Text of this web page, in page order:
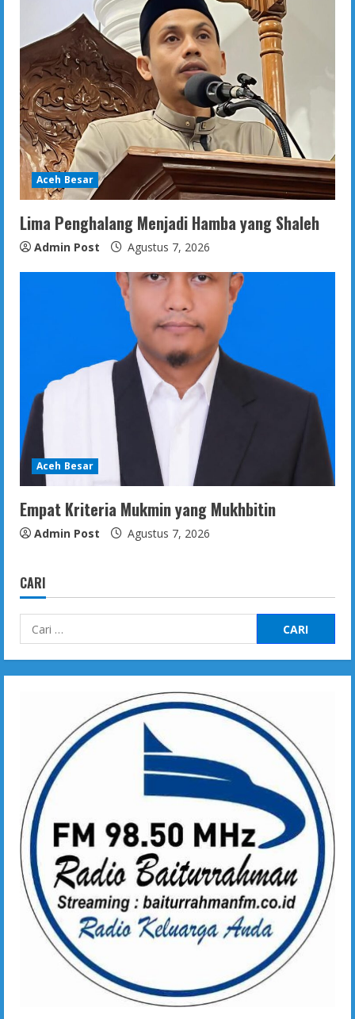
Aceh Besar
Lima Penghalang Menjadi Hamba yang Shaleh
Admin Post Agustus 7, 2026
Aceh Besar
Empat Kriteria Mukmin yang Mukhbitin
Admin Post Agustus 7, 2026
CARI
Cari
untuk: